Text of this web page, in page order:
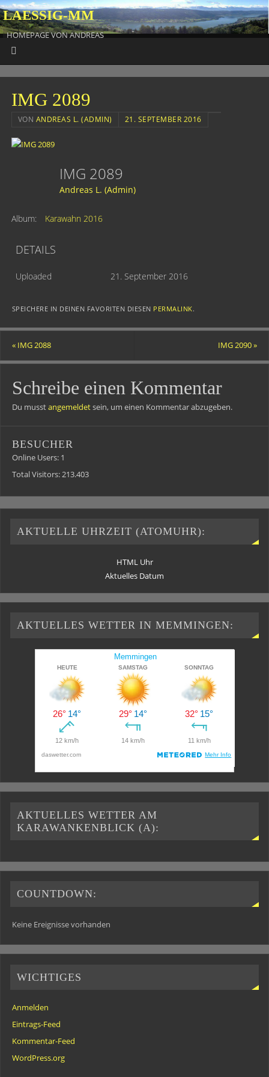
LAESSIG-MM
HOMEPAGE VON ANDREAS
IMG 2089
VON ANDREAS L. (ADMIN) 21. SEPTEMBER 2016
IMG 2089
Andreas L. (Admin)
Album: Karawahn 2016
DETAILS
Uploaded 21. September 2016
SPEICHERE IN DEINEN FAVORITEN DIESEN PERMALINK.
«IMG 2088 IMG 2090»
Schreibe einen Kommentar
Du musstangemeldetsein, um einen Kommentar abzugeben.
BESUCHER
Online Users: 1
Total Visitors:213.403
AKTUELLE UHRZEIT (ATOMUHR):
HTML Uhr
Aktuelles Datum
AKTUELLES WETTER IN MEMMINGEN:
AKTUELLES WETTER AM
KARAWANKENBLICK (A):
COUNTDOWN:
Keine Ereignisse vorhanden
WICHTIGES
Anmelden
Eintrags-Feed
Kommentar-Feed
WordPress.org